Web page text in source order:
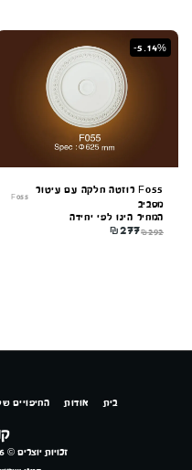
-5.14%
F055 רוזטה חלקה עם עיטור
מסביב
F055
המחיר הינו לפי יחידה
₪292
₪277
זכויות יוצרים © 2026 כל הזכויות שמורות
בית אודות החיפויים
קונקורד — יועץ
מקוון עכשיו